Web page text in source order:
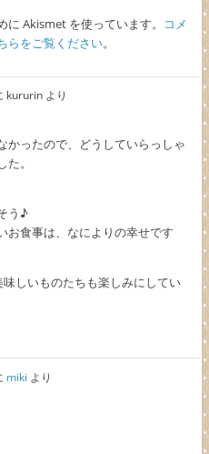
Akismet を使っています。
コメ
らをご覧ください。
kururin より
かったので、どうしていらっしゃ
。
う♪
お食事は、なによりの幸せです
しいものたちも楽しみにしてい
miki より